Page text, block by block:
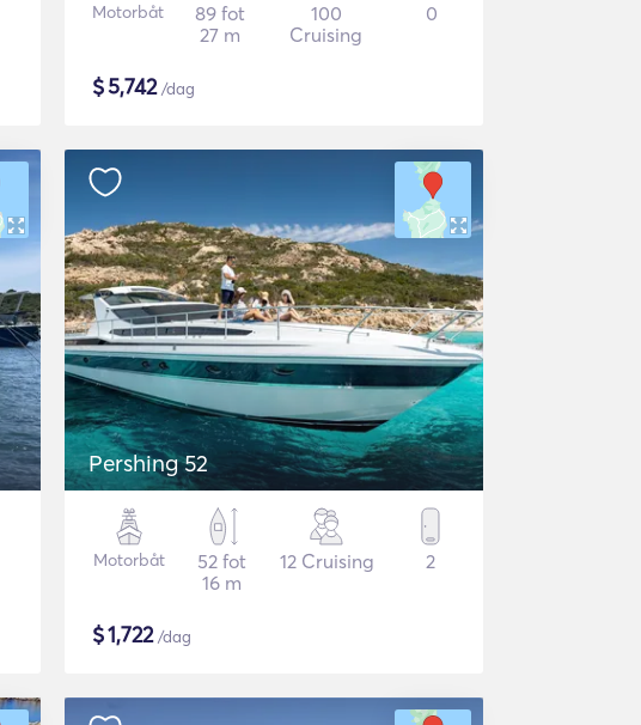
Motorbåt
89 fot
27 m
100
Cruising
0
$5,742/dag
Pershing 52
Motorbåt
52 fot
16 m
12 Cruising 2
$1,722/dag